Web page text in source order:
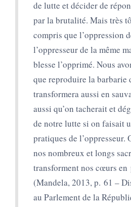
de lutte et décider de
par la brutalité. Mais très
compris que l’oppression
l’oppresseur de la même
blesse l’opprimé. Nous
que reproduire la barbarie
transformera aussi en
aussi qu’on tacherait et
de notre lutte si on faisait
pratiques de l’oppresseur.
nos nombreux et longs
transforment nos cœurs en
(Mandela, 2013, p. 61 –
au Parlement de la